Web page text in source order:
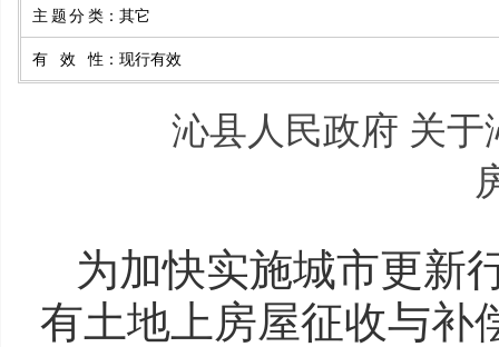
主题分类 ： 其它
有效性 ： 现行有效
沁县人民政府 关
为加快实施城市更新
有土地上房屋征收与补